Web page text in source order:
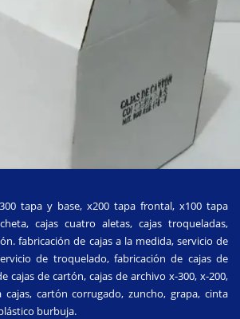
tapa y base, x200 tapa frontal, x100 tapa
cajas cuatro aletas, cajas troqueladas,
fabricación de cajas a la medida, servicio de
de troquelado, fabricación de cajas de
cajas de cartón, cajas de archivo x-300, x-200,
cajas, cartón corrugado, zuncho, grapa, cinta
burbuja.